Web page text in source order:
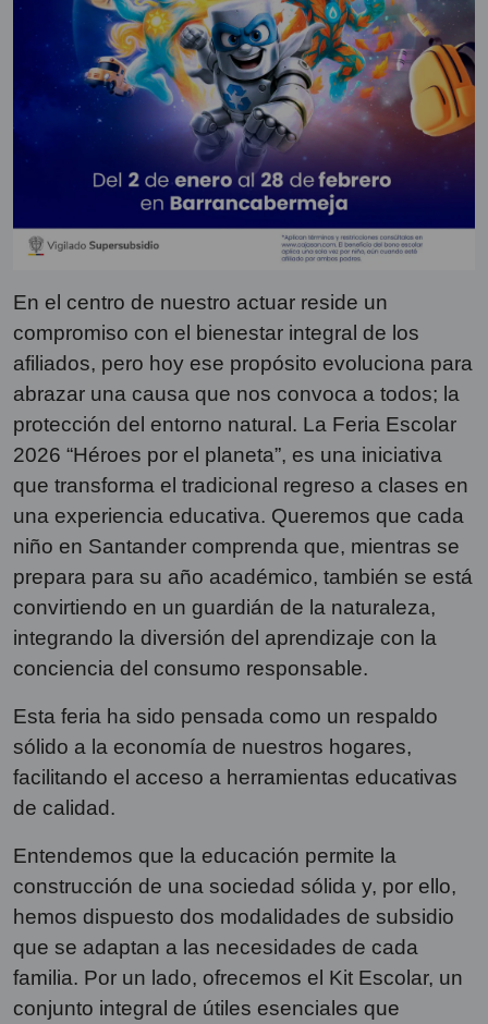
En el centro de nuestro actuar reside un
compromiso con el bienestar integral de los
afiliados, pero hoy ese propósito evoluciona para
abrazar una causa que nos convoca a todos; la
protección del entorno natural. La Feria Escolar
2026 “Héroes por el planeta”, es una iniciativa
que transforma el tradicional regreso a clases en
una experiencia educativa. Queremos que cada
niño en Santander comprenda que, mientras se
prepara para su año académico, también se está
convirtiendo en un guardián de la naturaleza,
integrando la diversión del aprendizaje con la
conciencia del consumo responsable.
Esta feria ha sido pensada como un respaldo
sólido a la economía de nuestros hogares,
facilitando el acceso a herramientas educativas
de calidad.
Entendemos que la educación permite la
construcción de una sociedad sólida y, por ello,
hemos dispuesto dos modalidades de subsidio
que se adaptan a las necesidades de cada
familia. Por un lado, ofrecemos el Kit Escolar, un
conjunto integral de útiles esenciales que